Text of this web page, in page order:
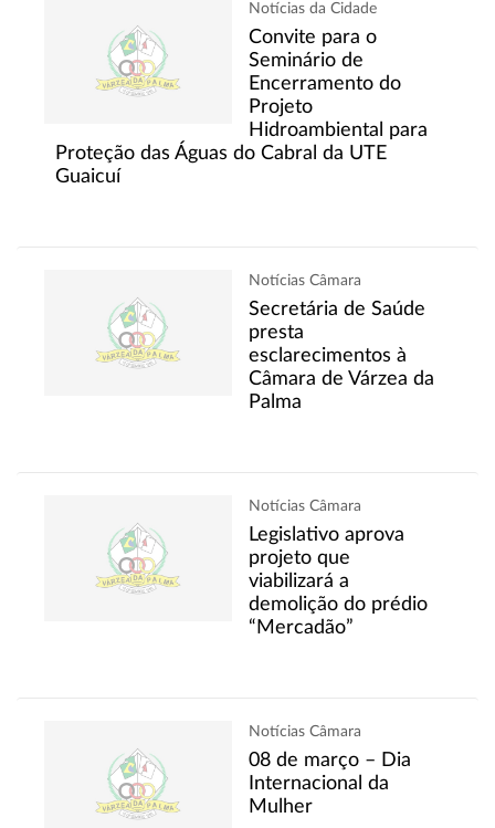
Notícias da Cidade
Convite para o
Seminário de
Encerramento do
Projeto
Hidroambiental para
Proteção das Águas do Cabral da UTE
Guaicuí
Notícias Câmara
Secretária de Saúde
presta
esclarecimentos à
Câmara de Várzea da
Palma
Notícias Câmara
Legislativo aprova
projeto que
viabilizará a
demolição do prédio
“Mercadão”
Notícias Câmara
08 de março – Dia
Internacional da
Mulher